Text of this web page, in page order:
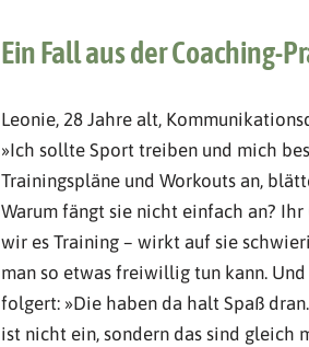
Ein Fall aus der Coaching-
Leonie, 28 Jahre alt,
»Ich sollte Sport treiben und mich
Trainingspläne und Workouts an,
Warum fängt sie nicht einfach an?
wir es Training – wirkt auf sie
man so etwas freiwillig tun kann.
folgert: »Die haben da halt Spaß
ist nicht ein, sondern das sind gleich